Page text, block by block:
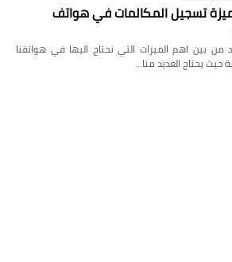
تسجيل المكالمات في هواتف
من بين اهم الميزات التي نحتاج اليها في هواتفنا
حيث يحتاج العديد منا…